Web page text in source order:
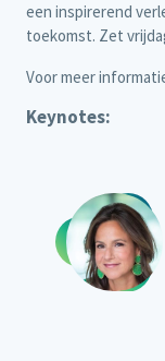
een inspirerend
toekomst. Zet
Voor meer
Keynotes: